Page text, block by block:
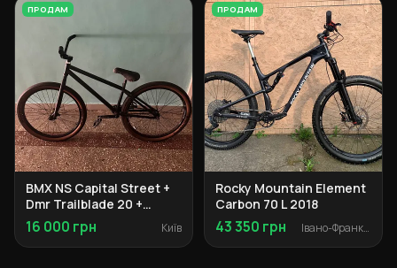
ПРОДАМ
BMX NS Capital Street +
Dmr Trailblade 20 +
компоненти
16 000 грн Київ
ПРОДАМ
Rocky Mountain Element
Carbon 70 L 2018
43 350 грн Івано-Франківськ